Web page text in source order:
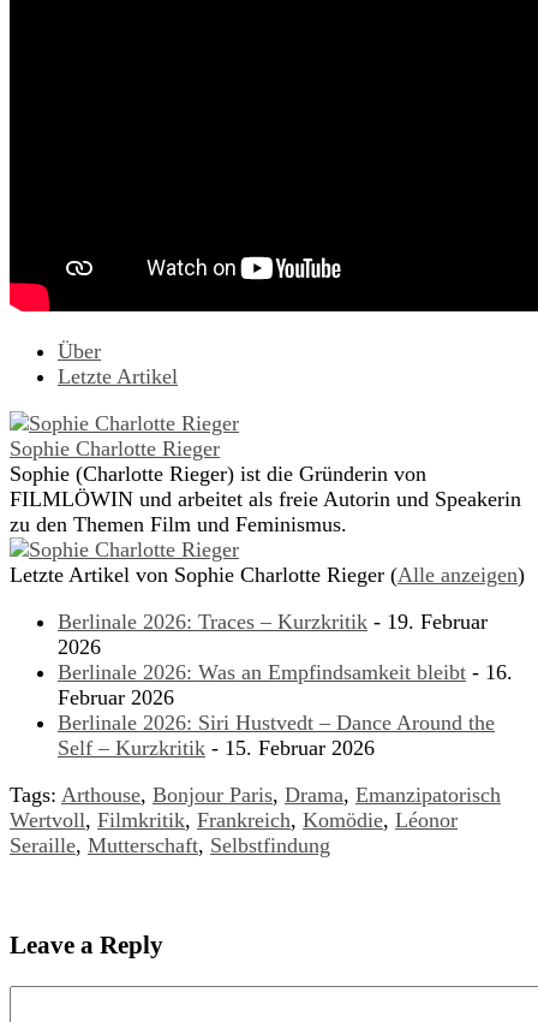
Über
Letzte Artikel
Sophie Charlotte Rieger
Sophie (Charlotte Rieger) ist die Gründerin von
FILMLÖWIN und arbeitet als freie Autorin und Speakerin
zu den Themen Film und Feminismus.
Letzte Artikel von Sophie Charlotte Rieger (Alle anzeigen)
Berlinale 2026: Traces – Kurzkritik - 19. Februar
2026
Berlinale 2026: Was an Empfindsamkeit bleibt - 16.
Februar 2026
Berlinale 2026: Siri Hustvedt – Dance Around the
Self – Kurzkritik - 15. Februar 2026
Tags: Arthouse, Bonjour Paris, Drama, Emanzipatorisch
Wertvoll, Filmkritik, Frankreich, Komödie, Léonor
Seraille, Mutterschaft, Selbstfindung
Leave a Reply